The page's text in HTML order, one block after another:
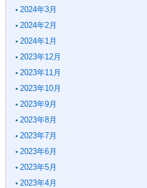
2024年3月
2024年2月
2024年1月
2023年12月
2023年11月
2023年10月
2023年9月
2023年8月
2023年7月
2023年6月
2023年5月
2023年4月